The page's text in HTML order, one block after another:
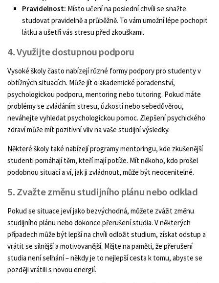
Pravidelnost: Místo učení na poslední chvíli se snažte
studovat pravidelně a průběžně. To vám umožní lépe pochopit
látku a ušetří vás stresu před zkouškami.
4. Využijte dostupnou podporu
Vysoké školy často nabízejí různé formy podpory pro studenty v
obtížných situacích. Může jít o akademické poradenství,
psychologickou podporu, mentoring nebo tutoring. Pokud máte
problémy se zvládáním stresu, úzkostí nebo sebedůvěrou,
neváhejte vyhledat psychologickou pomoc. Zlepšení psychického
zdraví může mít pozitivní vliv na vaše studijní výsledky.
Některé školy také nabízejí programy mentoringu, kde zkušenější
studenti pomáhají těm, kteří mají potíže. Mít někoho, kdo prošel
podobnou situací a ví, jak ji zvládnout, může být neocenitelné.
5. Zvažte změnu studijního plánu nebo odklad
Pokud se situace jeví jako bezvýchodná, můžete zvážit změnu
studijního plánu nebo dokonce přerušení studia. V některých
případech může být lepší na chvíli odložit studium, získat odstup a
vrátit se silnější a motivovanější. Mějte na paměti, že přerušení
studia není selhání – někdy je to nejlepší cesta k tomu, abyste se
později vrátili s novou energií.